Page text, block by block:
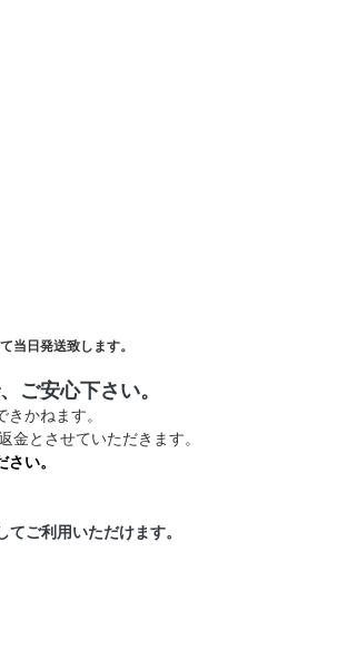
当日発送致します。
ご安心下さい。
かねます。
とさせていただきます。
い。
ご利用いただけます。